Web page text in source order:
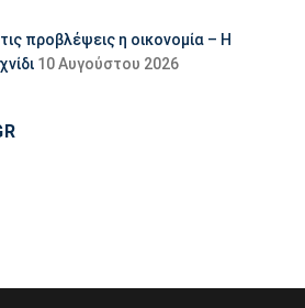
προβλέψεις η οικονομία – Η
10 Αυγούστου 2026